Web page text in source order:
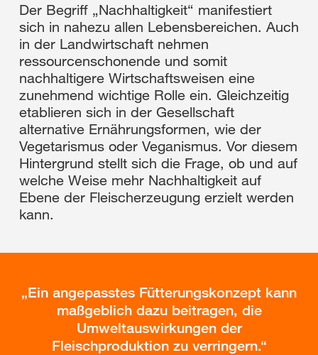
Der Begriff „Nachhaltigkeit“ manifestiert
sich in nahezu allen Lebensbereichen. Auch
in der Landwirtschaft nehmen
ressourcenschonende und somit
nachhaltigere Wirtschaftsweisen eine
zunehmend wichtige Rolle ein. Gleichzeitig
etablieren sich in der Gesellschaft
alternative Ernährungsformen, wie der
Vegetarismus oder Veganismus. Vor diesem
Hintergrund stellt sich die Frage, ob und auf
welche Weise mehr Nachhaltigkeit auf
Ebene der Fleischerzeugung erzielt werden
kann.
Ein angepasstes Fütterungskonzept kann
maßgeblich dazu beitragen, die
Umweltauswirkungen der
Fleischproduktion zu verringern.